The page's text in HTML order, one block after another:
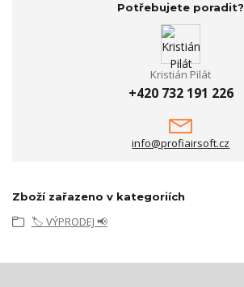
Potřebujete poradit?
Kristián Pilát
+420 732 191 226
info@profiairsoft.cz
Zboží zařazeno v kategoriích
🏷️ VÝPRODEJ 📢